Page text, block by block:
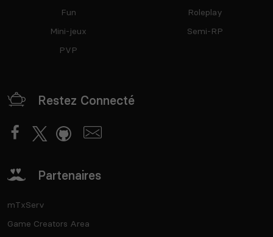
Fun
Mini-jeux
PVP
Roleplay
Semi-RP
Restez Connecté
Partenaires
mTxServ
Game Creators Area